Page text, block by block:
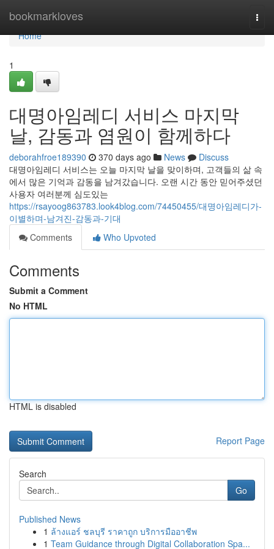
bookmarkloves
Home
Home
1
대명아임레디 서비스 마지막
날, 감동과 염원이 함께하다
deborahfroe189390 370 days ago News
Discuss
대명아임레디 서비스는 오늘 마지막 날을 맞이하며, 고객들의 삶 속
에서 많은 기억과 감동을 남겨갔습니다. 오랜 시간 동안 믿어주셨던
사용자 여러분께 심도있는
https://rsayoog863783.look4blog.com/74450455/대명아임레디가-
이별하며-남겨진-감동과-기대
Comments
Who Upvoted
Comments
Submit a Comment
No HTML
HTML is disabled
Report Page
Search
Go
Published News
1 ล้างแอร์ ชลบุรี ราคาถูก บริการมืออาชีพ
1 Team Guidance through Digital Collaboration Spa...